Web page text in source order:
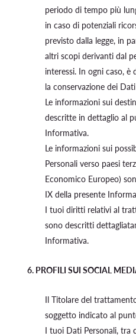
periodo di tempo più
in caso di potenziali
previsto dalla legge, in
altri scopi derivanti dal
interessi. In ogni caso,
la conservazione dei
Le informazioni sui
descritte in dettaglio al
Informativa.
Le informazioni sui
Personali verso paesi
Economico Europeo)
IX della presente
I tuoi diritti relativi al
sono descritti
Informativa.
6. PROFILI SUI SOCIAL
Il Titolare del
soggetto indicato al
I tuoi Dati Personali, tra